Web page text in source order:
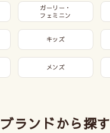
ガーリー・
フェミニン
キッズ
メンズ
ブランドから探す